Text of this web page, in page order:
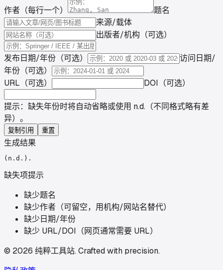
作者（每行一个）
题名
来源/载体
出版者/机构（可选）
发布日期/年份（可选）
访问日期/
年份（可选）
URL（可选）
DOI（可选）
提示：缺失年份时将自动省略或使用 n.d.（不同格式略有差
异）。
复制引用 重置
生成结果
(n.d.).
缺失项提示
缺少题名
缺少作者（可留空，用机构/网站名替代）
缺少日期/年份
缺少 URL/DOI（网页通常需要 URL）
© 2026 纯粹工具站.Crafted with precision.